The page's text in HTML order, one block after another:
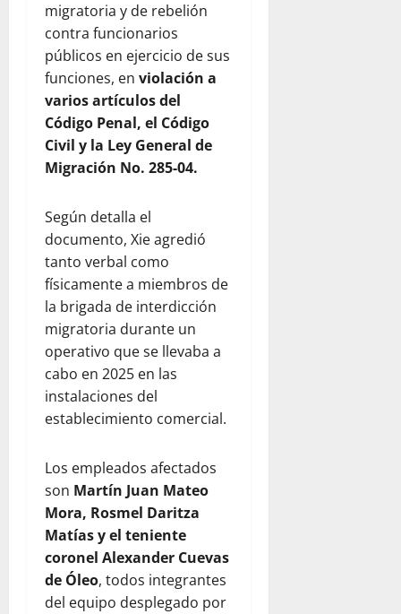
migratoria y de rebelión
contra funcionarios
públicos en ejercicio de sus
funciones, en violación a
varios artículos del
Código Penal, el Código
Civil y la Ley General de
Migración No. 285-04.
Según detalla el
documento, Xie agredió
tanto verbal como
físicamente a miembros de
la brigada de interdicción
migratoria durante un
operativo que se llevaba a
cabo en 2025 en las
instalaciones del
establecimiento comercial.
Los empleados afectados
son Martín Juan Mateo
Mora, Rosmel Daritza
Matías y el teniente
coronel Alexander Cuevas
de Óleo, todos integrantes
del equipo desplegado por